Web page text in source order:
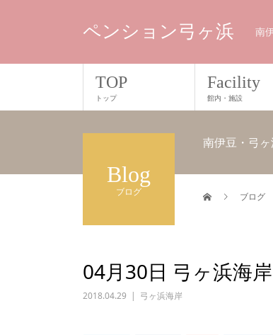
ペンション弓ヶ浜 南
TOP
トップ
Facility
館内・施設
Blog
ブログ
南伊豆・弓
ブログ
04月30日 弓ヶ浜海岸
2018.04.29 弓ヶ浜海岸